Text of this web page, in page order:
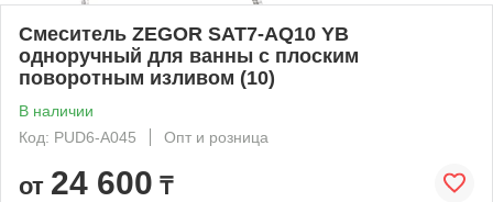
Смеситель ZEGOR SAT7-AQ10 YB
одноручный для ванны с плоским
поворотным изливом (10)
В наличии
Код: PUD6-A045
Опт и розница
от 24 600 ₸